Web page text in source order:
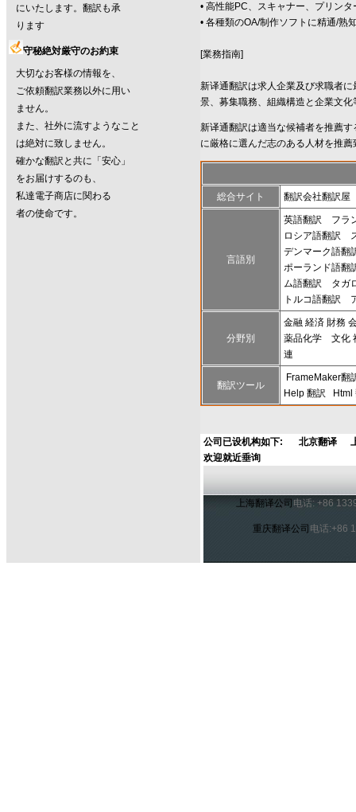
にいたします。翻訳も承
ります
守秘絶対厳守のお約束
大切なお客様の情報を、
ご依頼翻訳業務以外に用い
ません。
また、社外に流すようなこと
は絶対に致しません。
確かな翻訳と共に「安心」
をお届けするのも、
私達電子商店に関わる
者の使命です。
• 高性能PC、スキャナー、プリン
• 各種類のOA/制作ソフトに精通/
[業務指南]
新译通翻訳は求人企業及び求職者
景、募集職務、組織構造と企業文
新译通翻訳は適当な候補者を推薦
に厳格に選んだ志のある人材を推
総合サイト 翻訳会社翻訳屋
言語別
英語翻訳
フラ
ロシア語翻訳
デンマーク語
ポーランド語翻
ム語翻訳
タガ
トルコ語翻訳
分野別
金融 経済 財務
薬品化学
文化
連
翻訳ツール
FrameMaker翻
Help 翻訳
Html
公司已设机构如下: 北京翻译
欢迎就近垂询
上海翻译公司 电话: +86
重庆翻译公司 电话